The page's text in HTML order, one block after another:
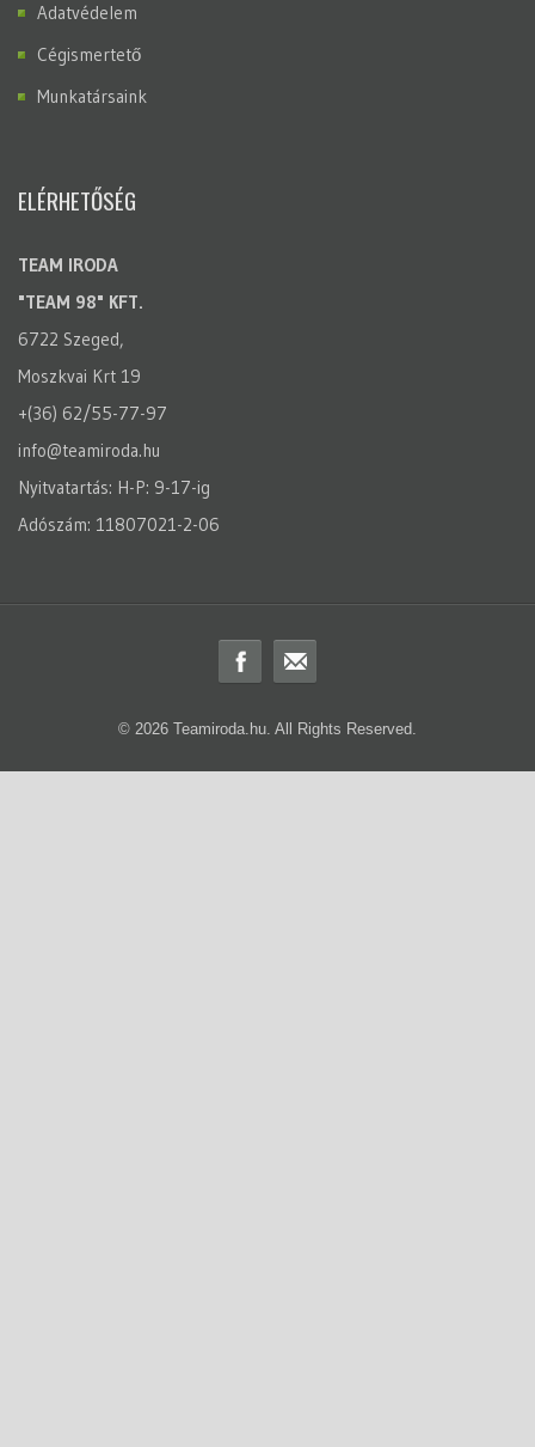
Adatvédelem
Cégismertető
Munkatársaink
ELÉRHETŐSÉG
TEAM IRODA
"TEAM 98" KFT.
6722 Szeged,
Moszkvai Krt 19
+(36) 62/55-77-97
info@teamiroda.hu
Nyitvatartás: H-P: 9-17-ig
Adószám: 11807021-2-06
© 2026 Teamiroda.hu. All Rights Reserved.